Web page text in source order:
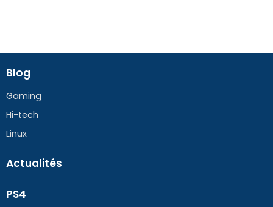
Blog
Gaming
Hi-tech
Linux
Actualités
PS4